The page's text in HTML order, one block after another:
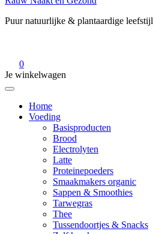
Puur natuurlijke & plantaardige leefstijl
0
Je winkelwagen
Home
Voeding
Basisproducten
Brood
Electrolyten
Latte
Proteinepoeders
Smaakmakers organic
Sappen & Smoothies
Tarwegras
Thee
Tussendoortjes & Snacks